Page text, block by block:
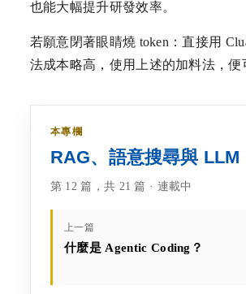
也能大幅提升研發效率。
若願意閉著眼睛燒 token：直接用
法成本略高，使用上述的加料法，便
本專欄
RAG、語意搜尋與 LLM
第 12 篇，共 21 篇 · 連載中
上一篇
什麼是 Agentic Coding？